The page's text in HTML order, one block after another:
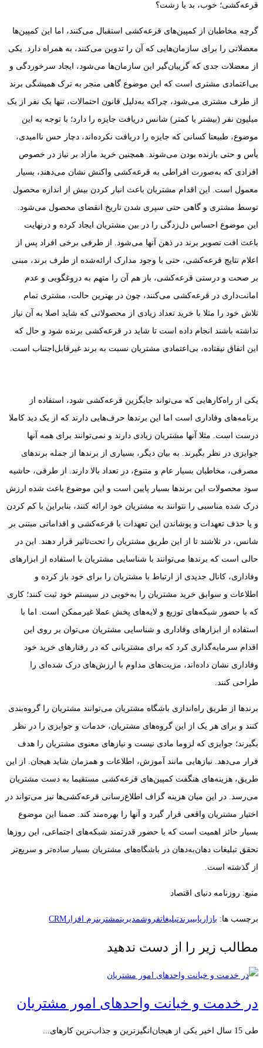
قرعه‌کشی؛ خوب، بد یا زشت؟
گرچه مخاطبان از کمپین‌های قرعه‌کشی استقبال می‌کنند، اما این کمپین‌ها
معضلاتی را برای سازمان‌هایی که آن را تدوین می‌کنند، به همراه دارد. یکی
از معضلات جدی که گریبان‌گیر این سازمان‌ها می‌شود، ایجاد سرخوردگی و
بی‌اعتمادی مشتری است که این موضوع گاهی منجر به ترک همیشگی برند
از طرف مشتری می‌شود، چراکه به‌دلیل قانون احتمالات، تنها یک نفر از یک
‌میلیون نفر (بیشتر یا کمتر) شانس دریافت جایزه را دارد؛ با توجه به این
موضوع، طبیعتا کسانی که جایزه را دریافت نکرده‌اند، دچار حس ناامیدی،
یأس و حتی بازنده بودن می‌شوند. همچنین خرید مازاد بر نیاز در خصوص
افرادی که به‌صورت افراطی به قرعه‌کشی واکنش نشان می‌دهند، بسیار
معمول است. این اقدام مشتریان باعث انبار کردن بیش ‌از اندازه محصول
توسط مشتری و گاهی حتی سپری شدن تاریخ انقضای محصول می‌شود.
این موضوع احساس دل‌زدگی را در بین مشتریان ایجاد کرده و درنهایت
باعث افت تصویر برند در ذهن آنها می‌شود. از طرفی برخی افراد پس از
اعلام نتایج قرعه‌کشی، حتی با وجود مدارک ارائه‌شده از طرف برند، مبنی
بر صحت و درستی قرعه‌کشی، باز هم آن را متهم به ‌دروغگویی و عدم
امانت‌داری در قرعه‌کشی می‌کنند، چون در بهترین حالت، مشتری تمام
تلاش خود را مثلا با خرید تعداد زیادی از محصولاتی که شاید اصلا به آن نیاز
نداشته باشند انجام داده است تا شاید در قرعه‌کشی برنده شود و حال که
این اتفاق نیفتاده، بی‌اعتمادی مشتریان نسبت به برند غیرقابل‌اجتناب است.
یکی از راه‌کارهایی که می‌تواند جایگزین قرعه‌کشی شود، استفاده از
برنامه‌های وفاداری است اما این برندها حرف‌هایی دارند که از یک دید کاملا
درست است. مثلا آنها مشتریان زیادی دارند و نمی‌توانند برای همه آنها
جوایزی در نظر بگیرند. به ‌بیان ‌دیگر، بسیاری از برندها از جمله برندهای
مصرفی، مخاطبان بسیار عام و متنوع، در تعداد بالا دارند. از طرفی، حاشیه
سود محصولات این برندها بسیار پایین است و این موضوع باعث شده ارزش
درک شده مناسبی را نتوانند به مشتریان خود ارائه کنند، بنابراین با کم کردن
و یا حذف تعهدات و پوشاندن این تعهدات با قرعه‌کشی و اقداماتی مبتنی بر
شانس، در تلاشند تا از این طریق مشتریان را تحت‌تاثیر قرار دهند. این در
حالی است که برندها می‌توانند با شناسایی مشتریان با استفاده از ابزارهای
وفاداری، کانال جدیدی از ارتباط با مشتریان را برای خود باز کرده و
اطلاعات و سوابق خرید مشتریان را به‌خوبی در سیستم خود ثبت کنند؛ کاری
که با حضور شبکه‌های توزیع و لایه‌های پخش عملا غیرممکن است. اما با
استفاده از ابزارهای وفاداری و شناسایی مشتریان می‌توان بر روی این
اقدام سرمایه‌گذاری کرد که برای مشتریانی که در رفتارهای خرید خود
وفاداری نشان داده‌اند، مزیت‌های مداوم با ارزش‌های درک شده‌ای را
طراحی کنند.
برندها از طریق راه‌اندازی باشگاه مشتریان می‌توانند مشتریان را گروه‌بندی
کنند و برای هر یک از این گروه‌های مشتریان، خدمات و جوایزی را در نظر
بگیرند؛ جوایزی که لزوما مادی نیست و نیازهای معنوی مشتریان را هدف
قرار می‌دهد. نیازهایی مانند آموزش، اطلاعات و همزمان شاید هیجان. از این
طریق، هزینه‌های هنگفت کمپین‌های قرعه‌کشی مستقیما به دست مشتریان
می‌رسد. در این میان هزینه گزاف اطلاع‌رسانی قرعه‌کشی‌ها نیز می‌تواند در
اختیار مشتریان واقعی قرار گیرد و آنها را بهره‌مند کند. ضمنا این موضوع
بسیار حائز اهمیت است که با حضور قدرتمند شبکه‌های اجتماعی، این روزها
تحقق تبلیغات دهان‌به‌دهان در باشگاه‌های مشتریان بسیار ساده‌تر و سریع‌تر
از گذشته است.
منبع: روزنامه دنیای اقتصاد
برچسب ها: بازاریابیبرندتبلیغاتفروشمدیریتمشترینرم افزارCRM
مطالب زیر را از دست ندهید
در خدمت و خیانت واحدهای امور مشتریان
طی 15 سال اخیر یکی از هیجان‌انگیزترین و جذاب‌ترین کارهای...